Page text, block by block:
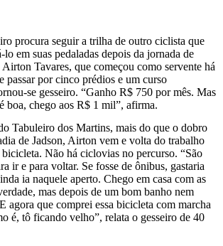
procura seguir a trilha de outro ciclista que
lo em suas pedaladas depois da jornada de
Tavares, que começou como servente há
passar por cinco prédios e um curso
se gesseiro. “Ganho R$ 750 por mês. Mas
boa, chego aos R$ 1 mil”, afirma.
Tabuleiro dos Martins, mais do que o dobro
de Jadson, Airton vem e volta do trabalho
bicicleta. Não há ciclovias no percurso. “São
ir e para voltar. Se fosse de ônibus, gastaria
ia naquele aperto. Chego em casa com as
mas depois de um bom banho nem
agora que comprei essa bicicleta com marcha
é, tô ficando velho”, relata o gesseiro de 40